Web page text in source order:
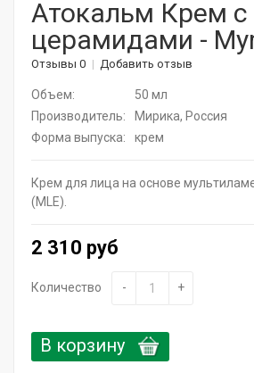
Актуальная косметика для лица и тела
Витамины для волос
Расчески
Средства для укладки
Атокальм Крем с
церамидами -
Отзывы 0 Добавить отзыв
Объем:
50 мл
Производитель:
Мирика, Россия
Форма выпуска:
крем
Крем для лица на основе
(MLE).
2 310 руб
Количество - +
В корзину